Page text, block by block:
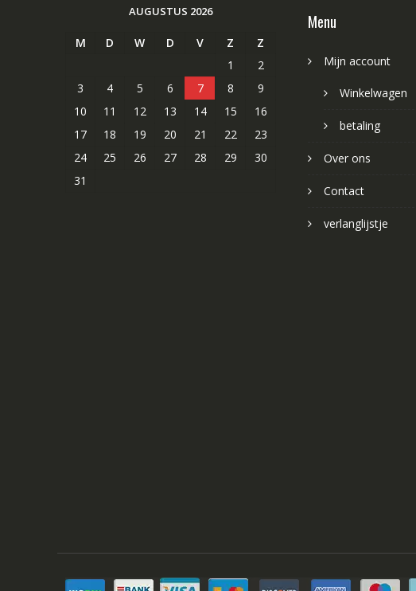
AUGUSTUS 2026
M D W D V Z
Z
1
2
3
4 5 6 7 8
9
10
11 12 13 14 15
16
17
18 19 20 21 22
23
24
25 26 27 28 29
30
31
Menu
Mijn account
Winkelwagen
betaling
Over ons
Contact
verlanglijstje